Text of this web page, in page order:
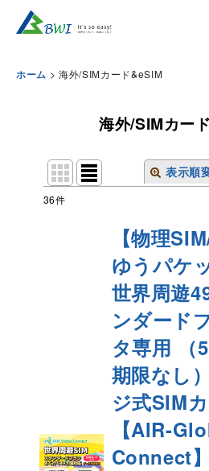
ホーム > 海外/SIMカード&eSIM
海外/SIMカー
表示順
絞り込む
36件
【物理
ゆうパケ
世界周遊
ンダード
タ専用 （
期限なし
ジ式SIM
【AIR-
Connect】